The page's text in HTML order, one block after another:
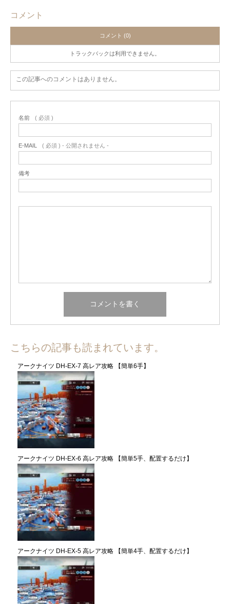
コメント
コメント (0)
トラックバックは利用できません。
この記事へのコメントはありません。
名前 ( 必須 )
E-MAIL ( 必須 ) - 公開されません -
備考
こちらの記事も読まれています。
アークナイツ DH-EX-7 高レア攻略 【簡単6手】
アークナイツ DH-EX-6 高レア攻略 【簡単5手、配置するだけ】
アークナイツ DH-EX-5 高レア攻略 【簡単4手、配置するだけ】